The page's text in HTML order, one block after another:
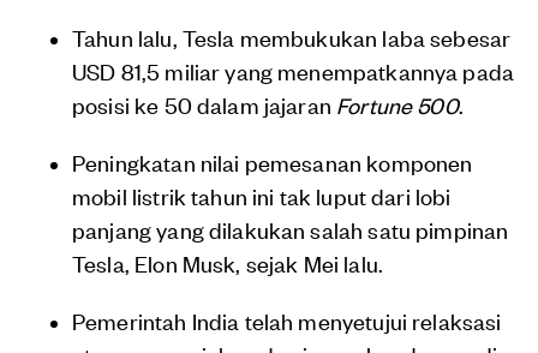
Tahun lalu, Tesla membukukan laba sebesar
USD 81,5 miliar yang menempatkannya pada
posisi ke 50 dalam jajaran Fortune 500.
Peningkatan nilai pemesanan komponen
mobil listrik tahun ini tak luput dari lobi
panjang yang dilakukan salah satu pimpinan
Tesla, Elon Musk, sejak Mei lalu.
Pemerintah India telah menyetujui relaksasi